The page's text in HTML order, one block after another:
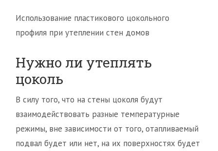
Использование пластикового цокольного
профиля при утеплении стен домов
Нужно ли утеплять
цоколь
В силу того, что на стены цоколя будут
взаимодействовать разные температурные
режимы, вне зависимости от того, отапливаемый
подвал будет или нет, на их поверхностях будет